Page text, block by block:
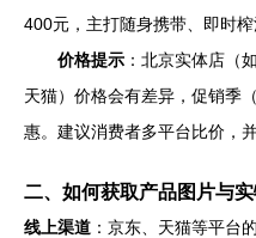
400元，主打随身携带、即时榨
价格提示 ：北京实体店（
天猫）价格会有差异，促销季
惠。建议消费者多平台比价，
二、如何获取产品图片与
线上渠道 ：京东、天猫等平台